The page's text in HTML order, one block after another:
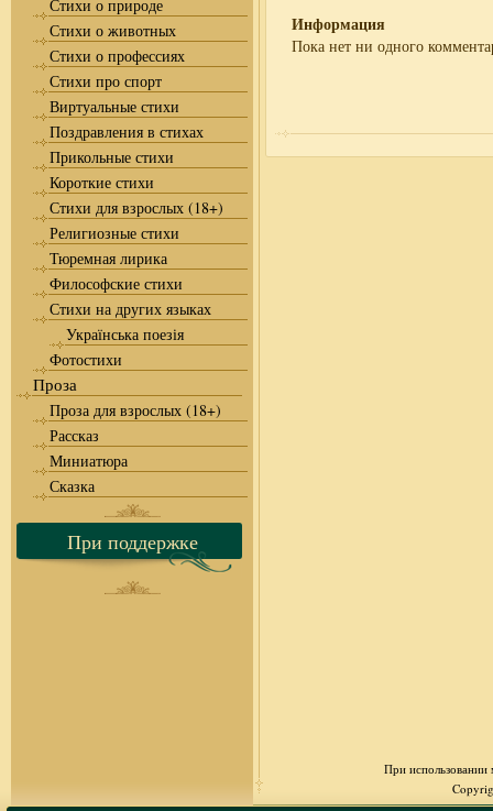
Стихи о природе
Стихи о животных
Стихи о профессиях
Стихи про спорт
Виртуальные стихи
Поздравления в стихах
Прикольные стихи
Короткие стихи
Стихи для взрослых (18+)
Религиозные стихи
Тюремная лирика
Философские стихи
Стихи на других языках
Українська поезія
Фотостихи
Проза
Проза для взрослых (18+)
Рассказ
Миниатюра
Сказка
При поддержке
Информация
Пока нет ни одного
При использовании